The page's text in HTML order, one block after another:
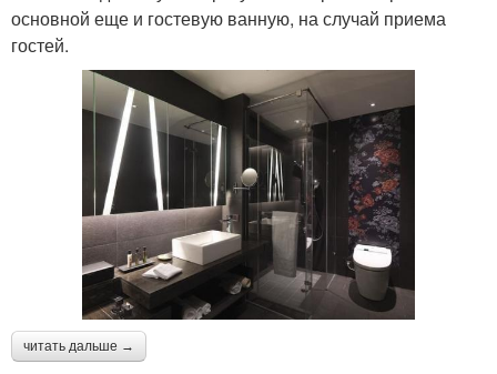
основной еще и гостевую ванную, на случай приема
гостей.
читать дальше →